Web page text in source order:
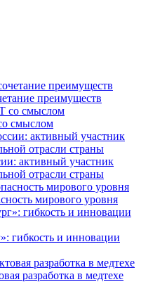
преимуществ
смыслом
активный участник
отрасли страны
мирового уровня
гибкость и инновации
разработка в медтехе